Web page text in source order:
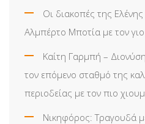
Οι διακοπές της
Αλμπέρτο Μποτία με τον
Καίτη Γαρμπή –
τον επόμενο σταθμό της
περιοδείας με τον πιο
Νικηφόρος: Τραγουδά